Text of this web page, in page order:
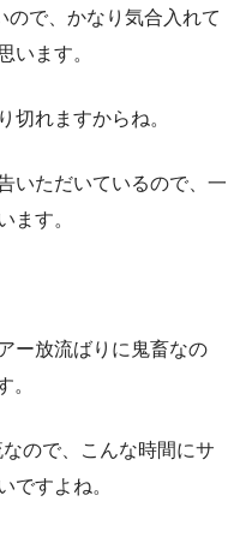
ので、かなり気合入れて
います。
切れますからね。
いただいているので、一
ます。
ー放流ばりに鬼畜なの
。
ので、こんな時間にサ
ですよね。